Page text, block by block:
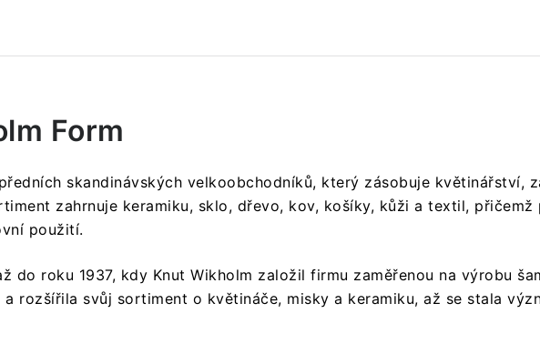
Form
skandinávských velkoobchodníků, který zásobuje květinářství,
zahrnuje keramiku, sklo, dřevo, kov, košíky, kůži a textil,
použití.
do roku 1937, kdy Knut Wikholm založil firmu zaměřenou na výrobu
rozšířila svůj sortiment o květináče, misky a keramiku, až se stala